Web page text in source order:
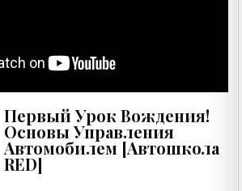
Первый Урок Вождения!
Основы Управления
Автомобилем [Автошкола
RED]